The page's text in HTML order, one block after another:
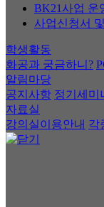
BK21사업 운
사업신청서
학생활동
화공과 궁금하니?
알림마당
공지사항 정기세미
자료실
강의실이용안내 각